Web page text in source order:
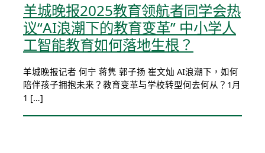
羊城晚报2025教育领航者同学会热
议“AI浪潮下的教育变革” ​中小学人
工智能教育如何落地生根？
羊城晚报记者 何宁 蒋隽 郭子扬 崔文灿 AI浪潮下，如何
陪伴孩子拥抱未来？教育变革与学校转型何去何从？1月
1 […]